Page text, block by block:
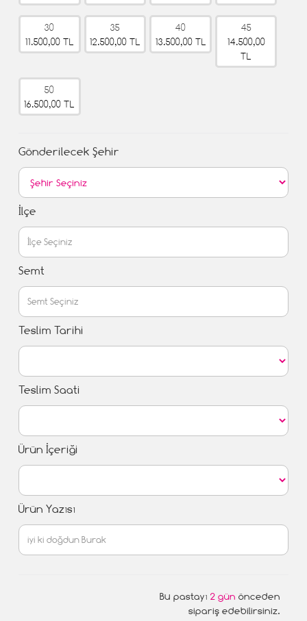
30
11.500,00 TL
35
12.500,00 TL
40
13.500,00 TL
45
14.500,00
TL
50
16.500,00 TL
Gönderilecek Şehir
İlçe
Semt
Teslim Tarihi
Teslim Saati
Ürün İçeriği
Ürün Yazısı
Bu pastayı 2 gün önceden
sipariş edebilirsiniz.